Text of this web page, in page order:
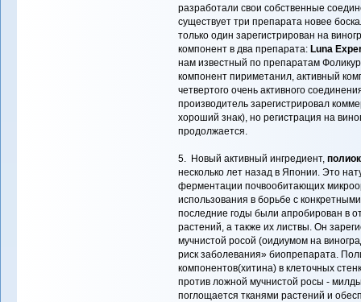
разработали свои собственные
существует три препарата новее
только один зарегистрирован на
компонент в два препарата: Luna
нам известный по препаратам
компонент пириметанил, активный
четвертого очень активного
производитель зарегистрировал
хороший знак), но регистрация на
продолжается.
5. Новый активный ингредиент,
несколько лет назад в Японии. Это
ферментации почвообитающих
использования в борьбе с
последние годы были апробирован в
растений, а также их листвы. Он
мучнистой росой (оидиумом на
риск заболевания» биопрепарата.
компонентов(хитина) в клеточных
против ложной мучнистой росы -
поглощается тканями растений и